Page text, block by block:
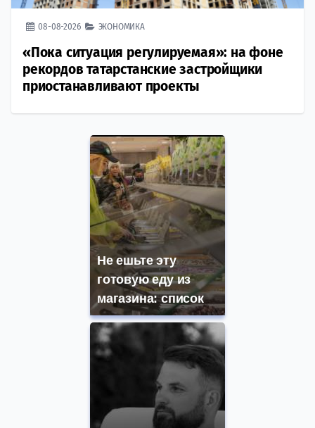
08-08-2026 ЭКОНОМИКА
«Пока ситуация регулируемая»: на фоне
рекордов татарстанские застройщики
приостанавливают проекты
Не ешьте эту
готовую еду из
магазина: список